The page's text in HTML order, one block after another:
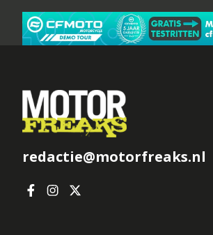
redactie@motorfreaks.nl